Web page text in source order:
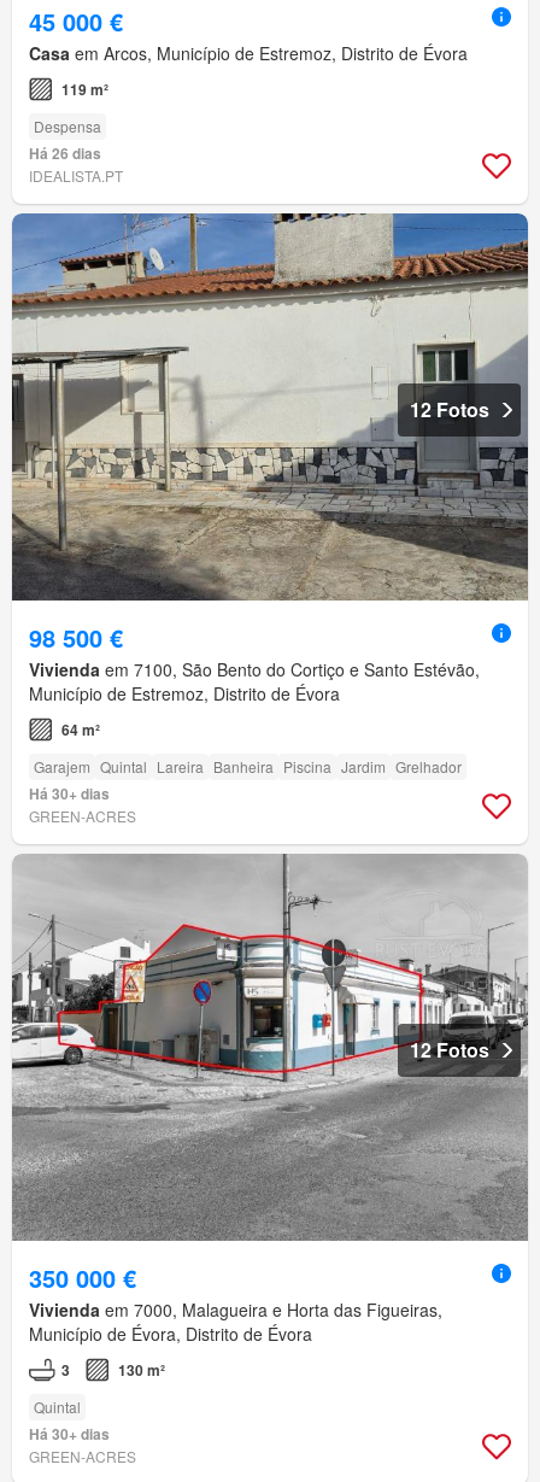
45 000 €
Casa em Arcos, Município de Estremoz, Distrito de Évora
119 m²
Despensa
Há 26 dias
IDEALISTA.PT
12 Fotos
98 500 €
Vivienda em 7100, São Bento do Cortiço e Santo Estévão,
Município de Estremoz, Distrito de Évora
64 m²
Garajem Quintal Lareira Banheira Piscina Jardim Grelhador
Há 30+ dias
GREEN-ACRES
12 Fotos
350 000 €
Vivienda em 7000, Malagueira e Horta das Figueiras,
Município de Évora, Distrito de Évora
3 130 m²
Quintal
Há 30+ dias
GREEN-ACRES